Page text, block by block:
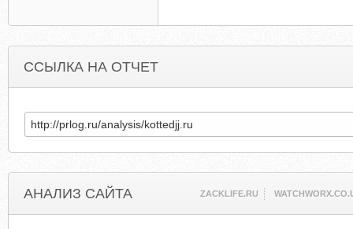
ССЫЛКА НА ОТЧЕТ
АНАЛИЗ САЙТА ZACKLIFE.RU